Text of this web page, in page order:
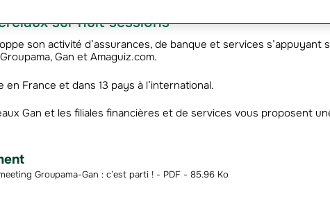
sur huit sessions
son activité d’assurances, de banque et services s’appuyant
Gan et Amaguiz.com.
France et dans 13 pays à l’international.
Gan et les filiales financières et de services vous proposent
Groupama-Gan : c’est parti ! - PDF - 85.96 Ko